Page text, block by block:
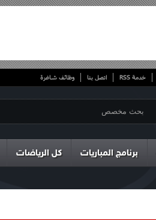
خدمة RSS اتصل بنا وظائف شاغرة
برنامج المباريات كل الرياضات